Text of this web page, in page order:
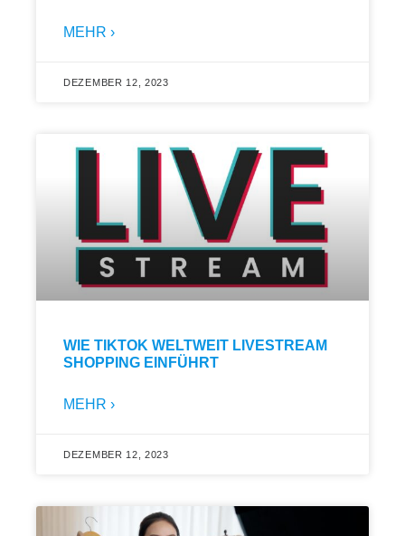
MEHR ›
DEZEMBER 12, 2023
WIE TIKTOK WELTWEIT LIVESTREAM
SHOPPING EINFÜHRT
MEHR ›
DEZEMBER 12, 2023